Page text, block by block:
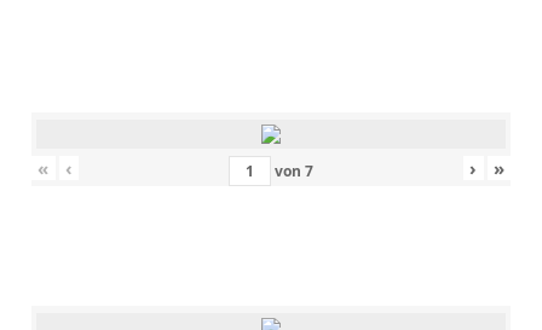
« ‹ von 7 › »